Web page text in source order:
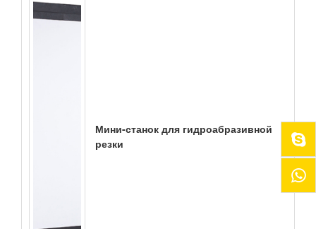
Мини-станок для гидроабразивной
резки